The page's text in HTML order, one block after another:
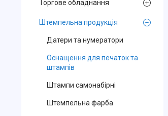
Торгове обладнання
Штемпельна продукція
Датери та нумератори
Оснащення для печаток та
штампів
Штампи самонабірні
Штемпельна фарба